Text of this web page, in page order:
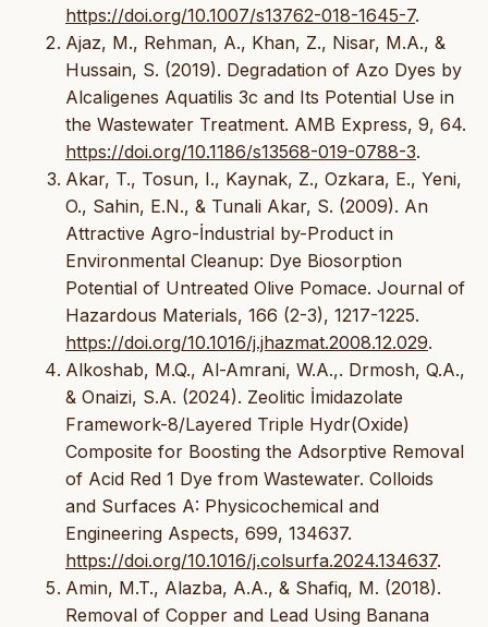
https://doi.org/10.1007/s13762-018-1645-7.
Ajaz, M., Rehman, A., Khan, Z., Nisar, M.A., &
Hussain, S. (2019). Degradation of Azo Dyes by
Alcaligenes Aquatilis 3c and Its Potential Use in
the Wastewater Treatment. AMB Express, 9, 64.
https://doi.org/10.1186/s13568-019-0788-3.
Akar, T., Tosun, I., Kaynak, Z., Ozkara, E., Yeni,
O., Sahin, E.N., & Tunali Akar, S. (2009). An
Attractive Agro-İndustrial by-Product in
Environmental Cleanup: Dye Biosorption
Potential of Untreated Olive Pomace. Journal of
Hazardous Materials, 166 (2-3), 1217-1225.
https://doi.org/10.1016/j.jhazmat.2008.12.029.
Alkoshab, M.Q., Al-Amrani, W.A.,. Drmosh, Q.A.,
& Onaizi, S.A. (2024). Zeolitic İmidazolate
Framework-8/Layered Triple Hydr(Oxide)
Composite for Boosting the Adsorptive Removal
of Acid Red 1 Dye from Wastewater. Colloids
and Surfaces A: Physicochemical and
Engineering Aspects, 699, 134637.
https://doi.org/10.1016/j.colsurfa.2024.134637.
Amin, M.T., Alazba, A.A., & Shafiq, M. (2018).
Removal of Copper and Lead Using Banana